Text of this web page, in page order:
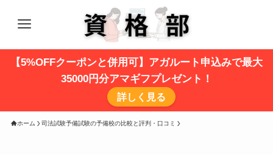
【5%OFFクーポンと併用可】アガルート申込みで最大
35000円分アマギフプレゼント！
詳しく見る
ホーム 司法試験予備試験の予備校の比較と評判・口コミ